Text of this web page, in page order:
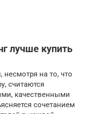
лучше купить
на то, что
считаются
качественными
сочетанием